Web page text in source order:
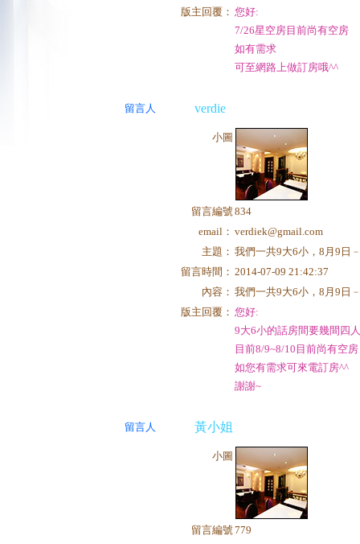
版主回覆： 您好:
7/26星空房目前尚有空房
如有需求
可至網路上做訂房哦^^
留言人 verdie
小圖
留言編號834
email： verdiek@gmail.com
主題： 我們一共9大6小，8月9日
留言時間： 2014-07-09 21:42:37
內容： 我們一共9大6小，8月9日
版主回覆： 您好:
9大6小的話房間要幾間四
目前8/9~8/10目前尚有空房
如您有需求可來電訂房^^
謝謝~
留言人 黃小姐
小圖
留言編號779